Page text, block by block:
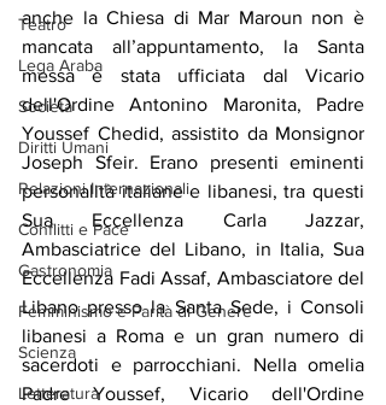
Teatro
Lega Araba
Società
Diritti Umani
Relazioni Internazionali
Conflitti e Pace
Gastronomia
Femminismo e Parità di Genere
Scienza
Letteratura
anche la Chiesa di Mar Maroun non è
mancata all’appuntamento, la Santa
messa è stata ufficiata dal Vicario
dell'Ordine Antonino Maronita, Padre
Youssef Chedid, assistito da Monsignor
Joseph Sfeir. Erano presenti eminenti
personalità italiane e libanesi, tra questi
Sua Eccellenza Carla Jazzar,
Ambasciatrice del Libano, in Italia, Sua
Eccellenza Fadi Assaf, Ambasciatore del
Libano presso la Santa Sede, i Consoli
libanesi a Roma e un gran numero di
sacerdoti e parrocchiani. Nella omelia
Padre Youssef, Vicario dell'Ordine